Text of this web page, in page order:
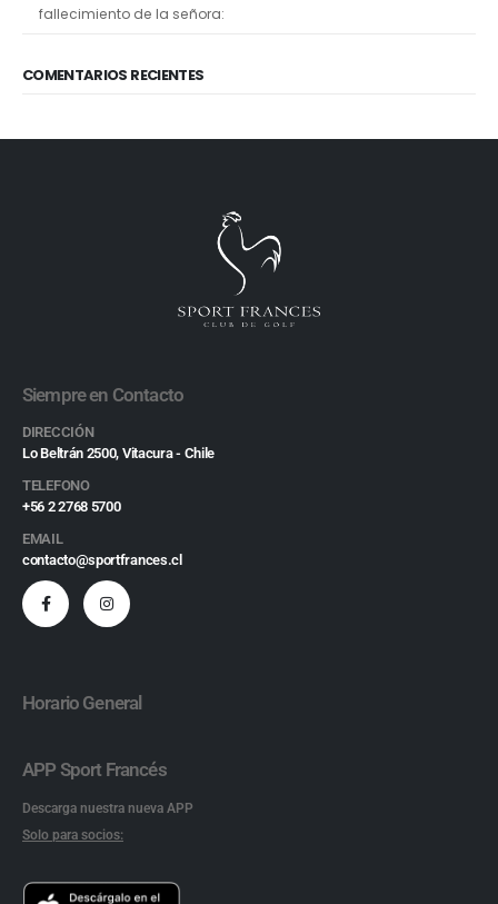
fallecimiento de la señora:
COMENTARIOS RECIENTES
Siempre en Contacto
DIRECCIÓN
Lo Beltrán 2500, Vitacura - Chile
TELEFONO
+56 2 2768 5700
EMAIL
contacto@sportfrances.cl
Horario General
APP Sport Francés
Descarga nuestra nueva APP
Solo para socios: